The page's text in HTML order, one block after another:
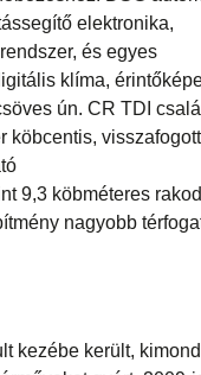
elektronika,
és egyes
klíma,
ún. CR TDI
köbcentis,
9,3 köbméteres
nagyobb
kezébe került,